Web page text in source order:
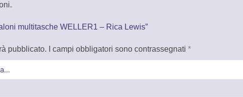
multitasche WELLER1 – Rica Lewis”
pubblicato. I campi obbligatori sono contrassegnati *